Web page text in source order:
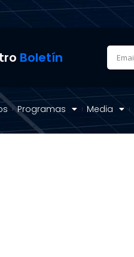
Boletín
Programas Media